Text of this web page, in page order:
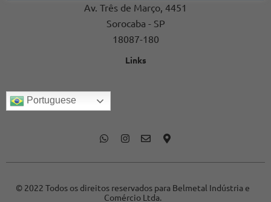
Av. Três de Março, 4451
Sorocaba - SP
18087-180
Links
Portuguese
© 2022 Todos os direitos reservados para Belmetal Indústria e
Comércio Ltda.